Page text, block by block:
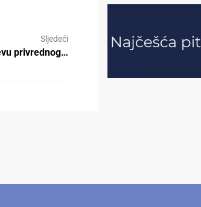
Sljedeći
privrednog…